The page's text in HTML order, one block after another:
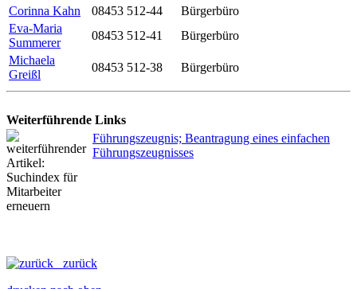
Corinna Kahn
08453 512-44
Bürgerbüro
Eva-Maria
Summerer
08453 512-41
Bürgerbüro
Michaela
Greißl
08453 512-38 Bürgerbüro
Weiterführende Links
Führungszeugnis; Beantragung eines einfachen
Führungszeugnisses
zurück